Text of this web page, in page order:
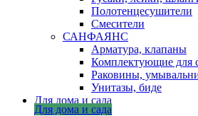
Полотенцесушители
Смесители
САНФАЯНС
Арматура, клапаны
Комплектующие для
Раковины,
Унитазы, биде
Для дома и сада
Для дома и сада